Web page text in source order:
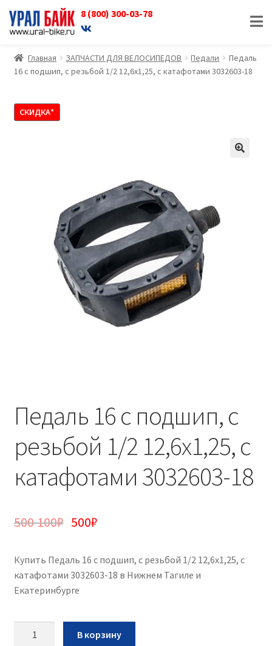
8 (800) 300-03-78
Перейти
к
навигации
Перейти
к
содержимому
Главная ЗАПЧАСТИ ДЛЯ ВЕЛОСИПЕДОВ Педали
Педаль
16 c подшип, с резьбой 1/2 12,6х1,25, с катафотами 3032603-18
СКИДКА*
Педаль 16 c подшип, с
резьбой 1/2 12,6х1,25, с
катафотами 3032603-18
500 100₽ 500₽
Купить Педаль 16 c подшип, с резьбой 1/2 12,6х1,25, с
катафотами 3032603-18 в Нижнем Тагиле и
Екатеринбурге
В корзину